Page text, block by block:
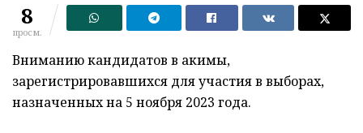
8
просм.
Вниманию кандидатов в акимы,
зарегистрировавшихся для участия в выборах,
назначенных на 5 ноября 2023 года.